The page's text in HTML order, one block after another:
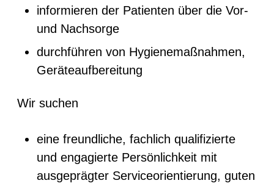
informieren der Patienten über die Vor-
und Nachsorge
durchführen von Hygienemaßnahmen,
Geräteaufbereitung
Wir suchen
eine freundliche, fachlich qualifizierte
und engagierte Persönlichkeit mit
ausgeprägter Serviceorientierung, guten